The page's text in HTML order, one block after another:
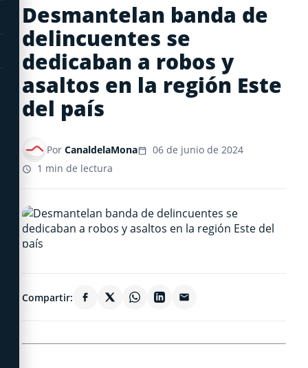
Desmantelan banda de
delincuentes se
dedicaban a robos y
asaltos en la región Este
del país
Por CanaldelaMona
06 de junio de 2024
1 min de lectura
Compartir: